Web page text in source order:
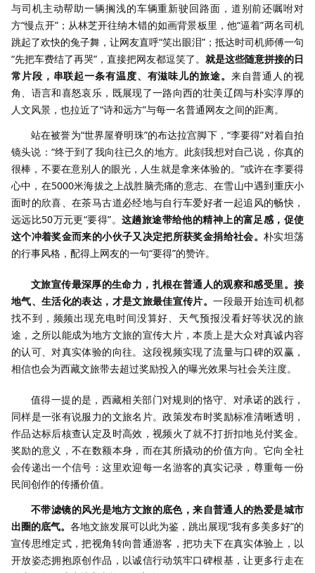
与司机主动帮助一辆搁浅的车辆重新驶回路面，道别前还嘱咐对
方“慢点开”；从林芝开往纳木错的如画背景板里，他“逼着”两名司机
跳起了欢快的兔子舞，让网友直呼“笑出眼泪”；抵达时司机师傅一句
“先把车费结了再哭”，直接把网友都逗笑了。 就是这些随意拼接的日
常片段，串联起一条有温度、有滋味儿的旅途。 来自普通人的视
角、语言和喜怒哀乐，既展现了一路向西的壮美辽阔与朴实淳厚的
人文风景，也拉近了“诗和远方”与每一名普通网友之间的距离。
站在被誉为“世界屋脊明珠”的布达拉宫脚下，“李要得”对着自拍
镜头说：“终于到了我向往已久的地方。此刻我想对自己说，你真的
很棒，不要在意别人的眼光，人生就是拿来体验的。”或许在李要得
心中，在5000米海拔之上战胜脑壳痛的意志、在雪山中遇到重庆小
面时的欣喜、在茶马古道必经地与自行车爱好者一起追风的畅快，
远远比50万元更“要得”。 这趟旅途带给他的精神上的富足感，促使
这个冲着奖金而来的小伙子又决定把所获奖金捐给社会。 朴实坦荡
的行事风格，配得上网友的一句“要得”的赞许。
文旅宣传最深厚的生命力，扎根在普通人的观察和感受里。接
地气、生活化的表达，才是文旅最佳宣传片。一段最开始连司机都
找不到，频频出现充电时间没算好、天气预报没看好等状况的旅
途，之所以能成为地方文旅的宣传大片，本质上是大众对真诚内容
的认可、对真实体验的向往。这段视频实现了流量与口碑的双赢，
相信也会为西藏文旅带去超过奖励投入的曝光效果与社会关注度。
值得一提的是，西藏相关部门对规则的恪守、对承诺的践行，
同样是一张有说服力的文旅名片。政策发布时奖励标准清晰透明，
作品达标后核查认定及时高效，视频火了就不打折扣地兑付奖金。
奖励的意义，不在数额本身，而在其所撬动的价值方向。它向全社
会传递出一个信号：这里欢迎每一名游客的真实记录，尊重每一份
民间创作的传播价值。
不带滤镜的风光是地方文旅的底色，来自普通人的热爱是城市
出圈的底气。 各地文旅发展可以此为鉴，跳出展现“我有多美多好”的
宣传思维定式，把视角转向普通游客，把功夫下在真实体验上，以
开放姿态拥抱原创作品，以诚信行动筑牢口碑根基，让更多行走在